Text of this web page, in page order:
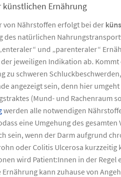
künstlichen Ernährung
von Nährstoffen erfolgt bei der
des natürlichen
und „parenteraler“
jeweiligen Indikation ab.
zu schweren
angezeigt sein, denn hier
(Mund- und Rachenraum
werden alle notwendigen
eine Umgehung des
sein, wenn der Darm aufgrund
oder Colitis Ulcerosa
wird Patient:Innen in der Regel
kann zuhause von